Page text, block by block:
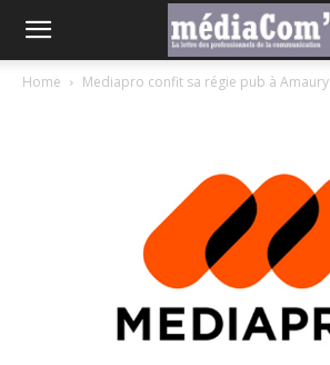
Home Mediapro confit sa régie pub à Amaury